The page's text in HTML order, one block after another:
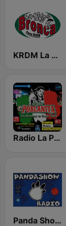
KRDM La Bronca
Radio La Poblanita
Panda Show Radio